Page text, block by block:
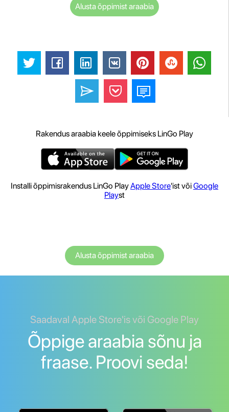
Alusta õppimist araabia
Rakendus araabia keele õppimiseks LinGo Play
Installi õppimisrakendus LinGo PlayApple Store'ist võiGoogle
Playst
Alusta õppimist araabia
Saadaval Apple Store'is või Google Play
Õppige araabia sõnu ja
fraase. Proovi seda!